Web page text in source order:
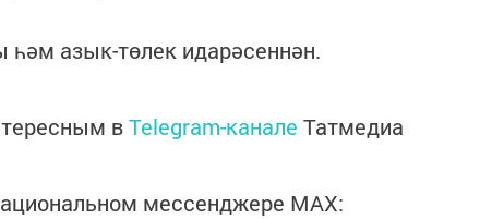
азык-төлек идарәсеннән.
вTelegram-канале Татмедиа
мессенджере MАХ: